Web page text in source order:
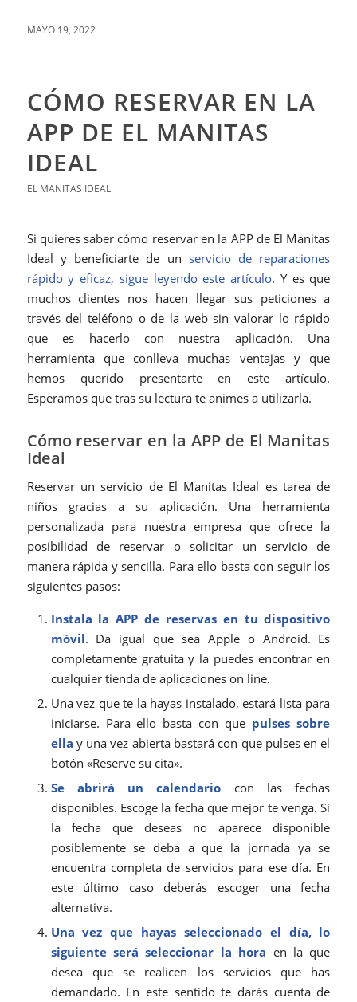
MAYO 19, 2022
CÓMO RESERVAR EN LA
APP DE EL MANITAS
IDEAL
EL MANITAS IDEAL
Si quieres saber cómo reservar en la APP de El Manitas
Ideal y beneficiarte de un servicio de reparaciones
rápido y eficaz, sigue leyendo este artículo. Y es que
muchos clientes nos hacen llegar sus peticiones a
través del teléfono o de la web sin valorar lo rápido
que es hacerlo con nuestra aplicación. Una
herramienta que conlleva muchas ventajas y que
hemos querido presentarte en este artículo.
Esperamos que tras su lectura te animes a utilizarla.
Cómo reservar en la APP de El Manitas
Ideal
Reservar un servicio de El Manitas Ideal es tarea de
niños gracias a su aplicación. Una herramienta
personalizada para nuestra empresa que ofrece la
posibilidad de reservar o solicitar un servicio de
manera rápida y sencilla. Para ello basta con seguir los
siguientes pasos:
Instala la APP de reservas en tu dispositivo
móvil. Da igual que sea Apple o Android. Es
completamente gratuita y la puedes encontrar en
cualquier tienda de aplicaciones on line.
Una vez que te la hayas instalado, estará lista para
iniciarse. Para ello basta con que pulses sobre
ella y una vez abierta bastará con que pulses en el
botón «Reserve su cita».
Se abrirá un calendario con las fechas
disponibles. Escoge la fecha que mejor te venga. Si
la fecha que deseas no aparece disponible
posiblemente se deba a que la jornada ya se
encuentra completa de servicios para ese día. En
este último caso deberás escoger una fecha
alternativa.
Una vez que hayas seleccionado el día, lo
siguiente será seleccionar la hora en la que
desea que se realicen los servicios que has
demandado. En este sentido te darás cuenta de